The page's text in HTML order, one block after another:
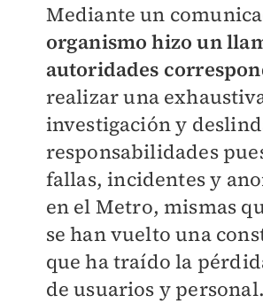
Mediante un
organismo hizo un
autoridades
realizar una
investigación y
responsabilidades
fallas, incidentes y
en el Metro, mismas
se han vuelto una
que ha traído la
de usuarios y personal.